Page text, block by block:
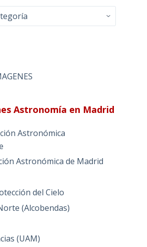
Astronomía en Madrid
Astronómica
Astronómica de Madrid
del Cielo
(Alcobendas)
(UAM)